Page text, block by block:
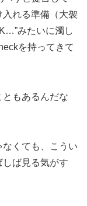
入れる準備（大袈
みたいに濁し
を持ってきて
もあるんだな
くても、こうい
ば見る気がす